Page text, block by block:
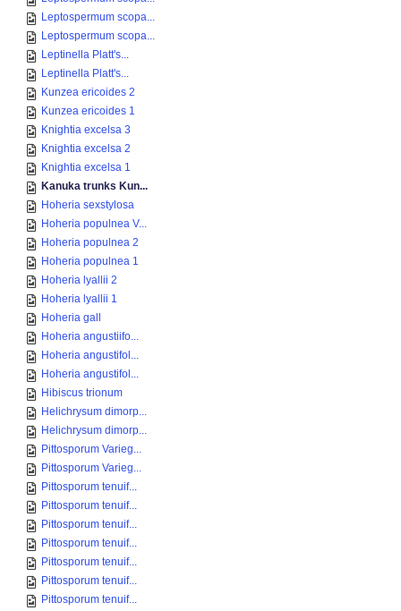
Leptospermum scopa...
Leptospermum scopa...
Leptinella Platt's...
Leptinella Platt's...
Kunzea ericoides 2
Kunzea ericoides 1
Knightia excelsa 3
Knightia excelsa 2
Knightia excelsa 1
Kanuka trunks Kun...
Hoheria sexstylosa
Hoheria populnea V...
Hoheria populnea 2
Hoheria populnea 1
Hoheria lyallii 2
Hoheria lyallii 1
Hoheria gall
Hoheria angustiifo...
Hoheria angustifol...
Hoheria angustifol...
Hibiscus trionum
Helichrysum dimorp...
Helichrysum dimorp...
Pittosporum Varieg...
Pittosporum Varieg...
Pittosporum tenuif...
Pittosporum tenuif...
Pittosporum tenuif...
Pittosporum tenuif...
Pittosporum tenuif...
Pittosporum tenuif...
Pittosporum tenuif...